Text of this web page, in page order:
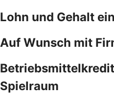
Lohn und Gehalt
Auf Wunsch mit
Spielraum